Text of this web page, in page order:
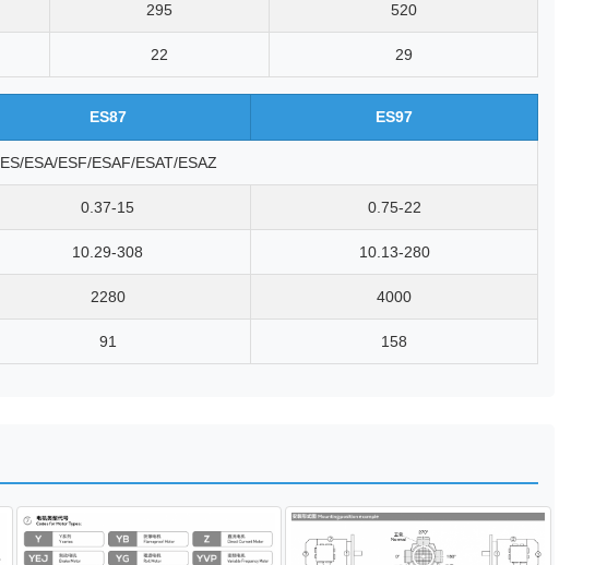
295 520
22 29
ES87 ES97
ES/ESA/ESF/ESAF/ESAT/ESAZ
0.37-15 0.75-22
10.29-308 10.13-280
2280 4000
91 158